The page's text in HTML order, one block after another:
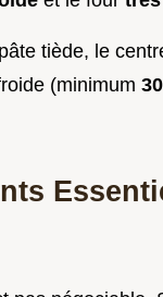
tiède, le
(minimum 30